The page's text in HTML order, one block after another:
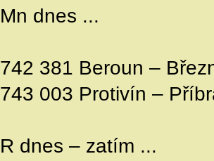
Mn dnes ...
742 381 Beroun –
743 003 Protivín –
R dnes – zatím ...